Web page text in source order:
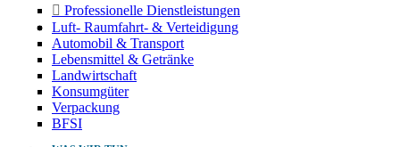
Professionelle Dienstleistungen
Luft- Raumfahrt- & Verteidigung
Automobil & Transport
Lebensmittel & Getränke
Landwirtschaft
Konsumgüter
Verpackung
BFSI